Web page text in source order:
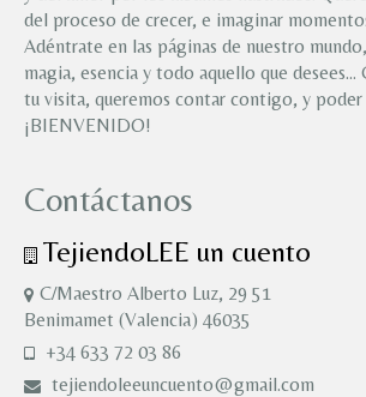
del proceso de crecer, e imaginar
Adéntrate en las páginas de nuestro
magia, esencia y todo aquello que desees…
tu visita, queremos contar contigo, y poder
¡BIENVENIDO!
Contáctanos
TejiendoLEE un cuento
C/Maestro Alberto Luz, 29 51
Benimamet (Valencia) 46035
+34 633 72 03 86
tejiendoleeuncuento@gmail.com